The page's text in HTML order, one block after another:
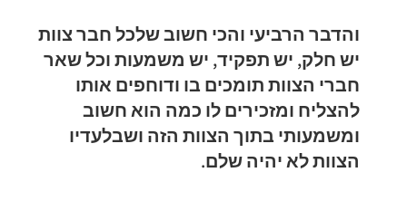
והדבר הרביעי והכי חשוב שלכל חבר צוות
יש חלק, יש תפקיד, יש משמעות וכל שאר
חברי הצוות תומכים בו ודוחפים אותו
להצליח ומזכירים לו כמה הוא חשוב
ומשמעותי בתוך הצוות הזה ושבלעדיו
הצוות לא יהיה שלם.